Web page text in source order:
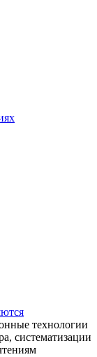
технологии
систематизации